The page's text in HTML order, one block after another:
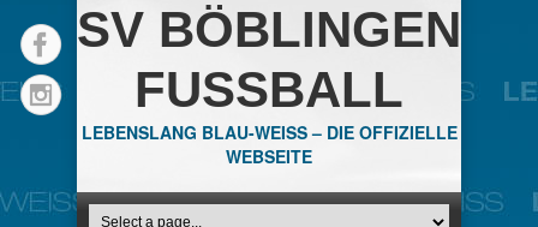
SV BÖBLINGEN
FUSSBALL
LEBENSLANG BLAU-WEISS – DIE OFFIZIELLE
WEBSEITE